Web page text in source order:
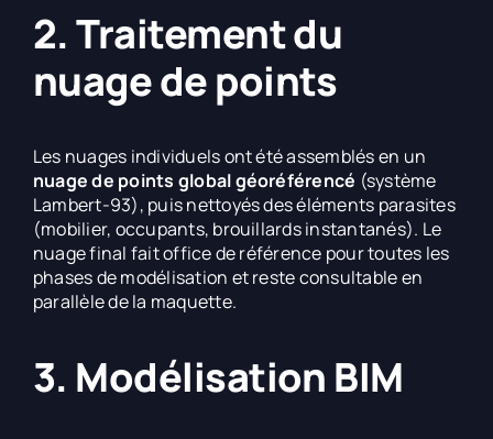
2. Traitement du
nuage de points
Les nuages individuels ont été assemblés en un
nuage de points global géoréférencé (système
Lambert-93), puis nettoyés des éléments parasites
(mobilier, occupants, brouillards instantanés). Le
nuage final fait office de référence pour toutes les
phases de modélisation et reste consultable en
parallèle de la maquette.
3. Modélisation BIM